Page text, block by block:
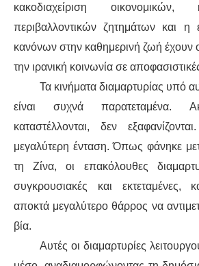
κακοδιαχείριση οικονομικών,
περιβαλλοντικών ζητημάτων και η
κανόνων στην καθημερινή ζωή έχουν
την ιρανική κοινωνία σε
Τα κινήματα διαμαρτυρίας υπό
είναι συχνά παρατεταμένα.
καταστέλλονται, δεν
μεγαλύτερη ένταση. Όπως φάνηκε
τη Ζίνα, οι επακόλουθες
συγκρουσιακές και εκτεταμένες,
αποκτά μεγαλύτερο θάρρος να
βία.
Αυτές οι διαμαρτυρίες